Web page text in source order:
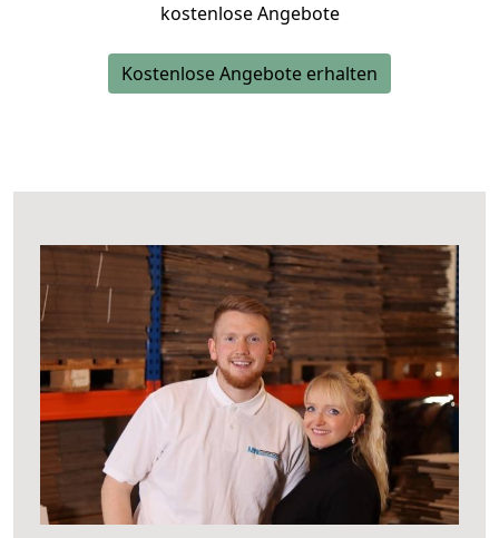
kostenlose Angebote
Kostenlose Angebote erhalten